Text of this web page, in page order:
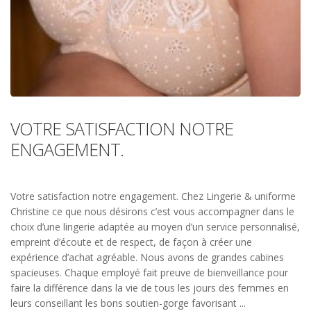
VOTRE SATISFACTION NOTRE
ENGAGEMENT.
Votre satisfaction notre engagement. Chez Lingerie & uniforme
Christine ce que nous désirons c’est vous accompagner dans le
choix d’une lingerie adaptée au moyen d’un service personnalisé,
empreint d’écoute et de respect, de façon à créer une
expérience d’achat agréable. Nous avons de grandes cabines
spacieuses. Chaque employé fait preuve de bienveillance pour
faire la différence dans la vie de tous les jours des femmes en
leurs conseillant les bons soutien-gorge favorisant ...